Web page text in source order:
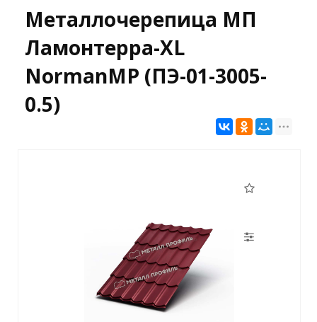
Металлочерепица МП
Ламонтерра-XL
NormanMP (ПЭ-01-3005-
0.5)